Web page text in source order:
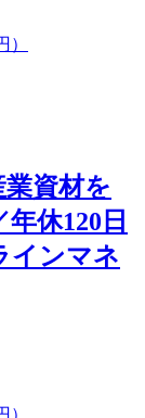
業資材を
休120日
インマネ